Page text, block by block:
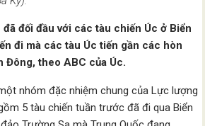
đối đầu với các tàu chiến Úc ở Biển
đi mà các tàu Úc tiến gần các hòn
Đông, theo ABC của Úc.
nhóm đặc nhiệm chung của Lực lượng
5 tàu ​​chiến tuần trước đã đi qua Biển